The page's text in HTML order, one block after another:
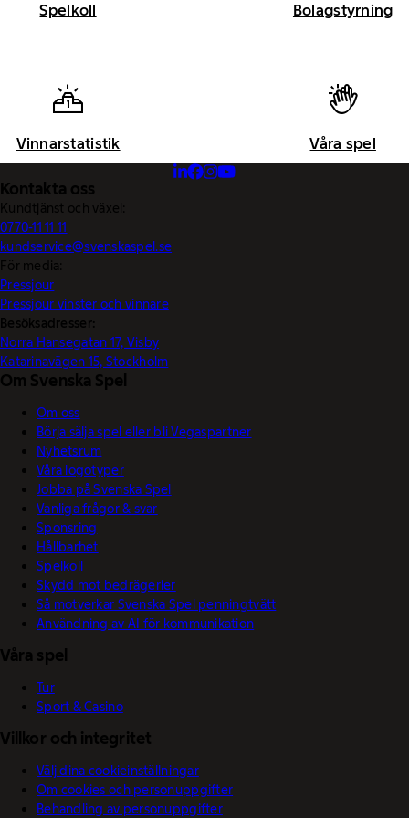
Spelkoll Bolagstyrning
Vinnarstatistik Våra spel
Kontakta oss
Kundtjänst och växel:
0770-11 11 11
kundservice@svenskaspel.se
För media:
Pressjour
Pressjour vinster och vinnare
Besöksadresser:
Norra Hansegatan 17, Visby
Katarinavägen 15, Stockholm
Om Svenska Spel
Om oss
Börja sälja spel eller bli Vegaspartner
Nyhetsrum
Våra logotyper
Jobba på Svenska Spel
Vanliga frågor & svar
Sponsring
Hållbarhet
Spelkoll
Skydd mot bedrägerier
Så motverkar Svenska Spel penningtvätt
Användning av AI för kommunikation
Våra spel
Tur
Sport & Casino
Villkor och integritet
Välj dina cookieinställningar
Om cookies och personuppgifter
Behandling av personuppgifter